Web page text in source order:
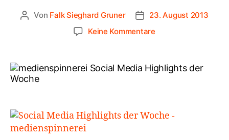
Von Falk Sieghard Gruner
23. August 2013
Keine Kommentare